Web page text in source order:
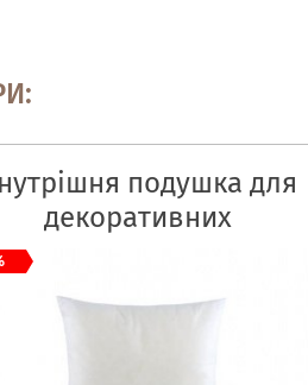
подушка для
декоративних